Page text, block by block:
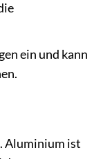
ein und kann
Aluminium ist